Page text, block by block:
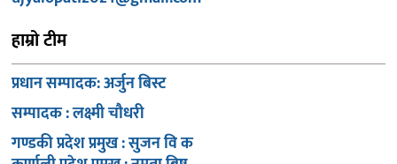
हाम्रो टीम
प्रधान सम्पादक: अर्जुन बिस्ट
सम्पादक : लक्ष्मी चौधरी
गण्डकी प्रदेश प्रमुख : सुजन वि क